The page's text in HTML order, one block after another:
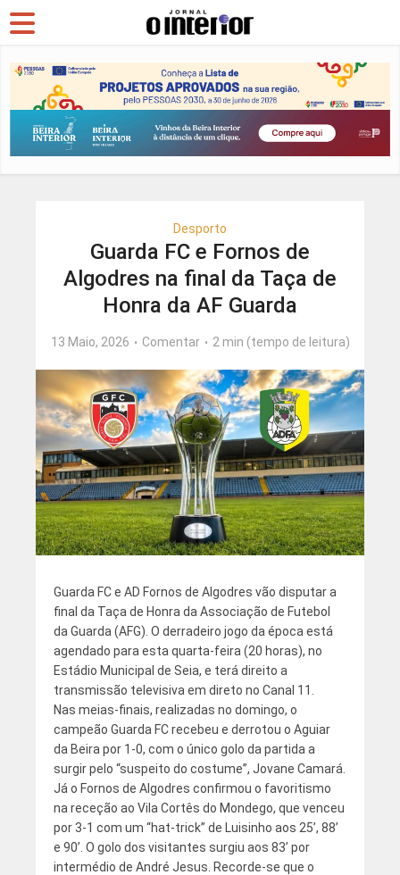
Desporto
Guarda FC e Fornos de
Algodres na final da Taça de
Honra da AF Guarda
13 Maio, 2026 Comentar 2 min (tempo de leitura)
Guarda FC e AD Fornos de Algodres vão disputar a
final da Taça de Honra da Associação de Futebol
da Guarda (AFG). O derradeiro jogo da época está
agendado para esta quarta-feira (20 horas), no
Estádio Municipal de Seia, e terá direito a
transmissão televisiva em direto no Canal 11.
Nas meias-finais, realizadas no domingo, o
campeão Guarda FC recebeu e derrotou o Aguiar
da Beira por 1-0, com o único golo da partida a
surgir pelo “suspeito do costume”, Jovane Camará.
Já o Fornos de Algodres confirmou o favoritismo
na receção ao Vila Cortês do Mondego, que venceu
por 3-1 com um “hat-trick” de Luisinho aos 25’, 88’
e 90’. O golo dos visitantes surgiu aos 83’ por
intermédio de André Jesus. Recorde-se que o